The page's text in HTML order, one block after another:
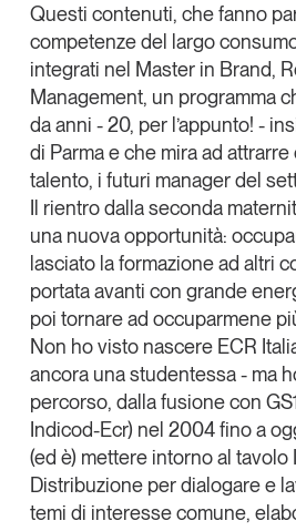
Questi contenuti, che fanno
competenze del largo
integrati nel Master in Brand,
Management, un programma
da anni - 20, per l’appunto! -
di Parma e che mira ad
talento, i futuri manager del
Il rientro dalla seconda
una nuova opportunità:
lasciato la formazione ad altri
portata avanti con grande
poi tornare ad occuparmene
Non ho visto nascere ECR
ancora una studentessa - ma
percorso, dalla fusione con
Indicod-Ecr) nel 2004 fino a
(ed è) mettere intorno al tavolo
Distribuzione per dialogare e
temi di interesse comune,